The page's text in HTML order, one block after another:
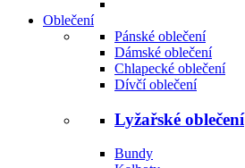
Oblečení
Pánské oblečení
Dámské oblečení
Chlapecké oblečení
Dívčí oblečení
Lyžařské oblečení
Bundy